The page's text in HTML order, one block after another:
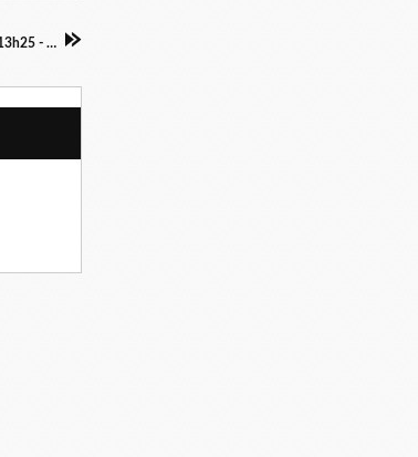
L'EFFORT D'ÊTRE SPECTATEUR à l'Artéphile à 13h25 - OFF 2019